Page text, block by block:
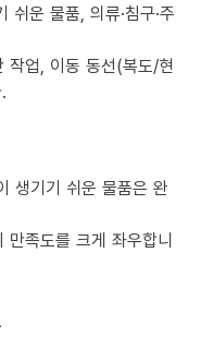
쉬운 물품, 의류·침구·주
작업, 이동 동선(복도/현
생기기 쉬운 물품은 완
족도를 크게 좌우합니